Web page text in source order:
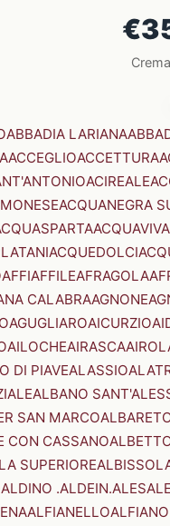
ABBADIA LARIANA
ACCEGLIOACCETTURA
ACIREALE
ACQUANEGRA
ACQUEDOLCI
AFFIAFFILEAFRAGOLA
CALABRAAGNONE
AGUGLIAROAICURZIO
AILOCHEAIRASCA
DI PIAVEALASSIO
ALBANO
SAN MARCO
CON CASSANO
SUPERIORE
ALDINO .ALDEIN.ALES
ALFIANELLO